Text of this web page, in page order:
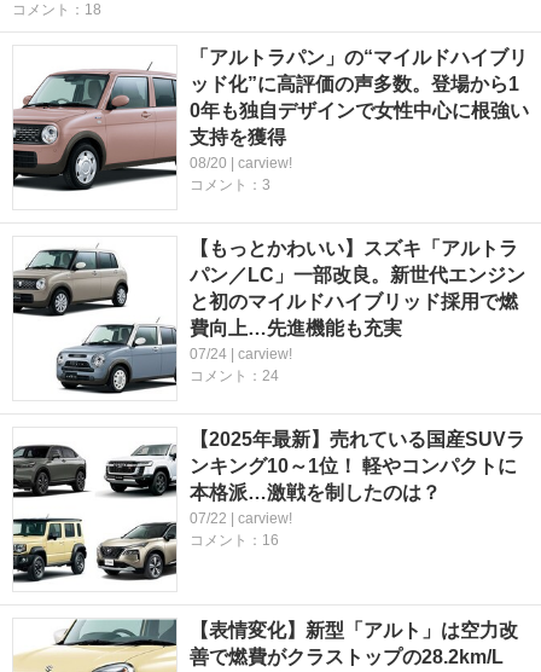
コメント：18
「アルトラパン」の“マイルドハイブリ
ッド化”に高評価の声多数。登場から1
0年も独自デザインで女性中心に根強い
支持を獲得
08/20 | carview!
コメント：3
【もっとかわいい】スズキ「アルトラ
パン／LC」一部改良。新世代エンジン
と初のマイルドハイブリッド採用で燃
費向上…先進機能も充実
07/24 | carview!
コメント：24
【2025年最新】売れている国産SUVラ
ンキング10～1位！ 軽やコンパクトに
本格派…激戦を制したのは？
07/22 | carview!
コメント：16
【表情変化】新型「アルト」は空力改
善で燃費がクラストップの28.2km/L